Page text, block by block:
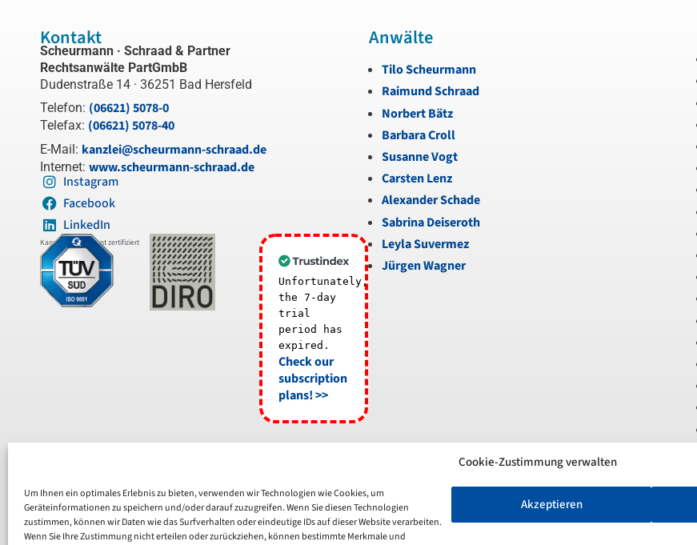
Cookie-Zustimmung verwalten
Um Ihnen ein optimales Erlebnis zu bieten, verwenden wir Technologien wie Cookies, um
Geräteinformationen zu speichern und/oder darauf zuzugreifen. Wenn Sie diesen Technologien
zustimmen, können wir Daten wie das Surfverhalten oder eindeutige IDs auf dieser Website verarbeiten.
Wenn Sie Ihre Zustimmung nicht erteilen oder zurückziehen, können bestimmte Merkmale und
Akzeptieren
Kontakt
Scheurmann · Schraad & Partner
Rechtsanwälte PartGmbB
Dudenstraße 14 · 36251 Bad Hersfeld
Telefon: (06621) 5078-0
Telefax: (06621) 5078-40
E-Mail: kanzlei@scheurmann-schraad.de
Internet: www.scheurmann-schraad.de
Instagram
Facebook
LinkedIn
Kanzleimanagement zertifiziert
Unfortunately,
the 7-day
trial
period has
expired.
Check our
subscription
plans! >>
Anwälte
Tilo Scheurmann
Raimund Schraad
Norbert Bätz
Barbara Croll
Susanne Vogt
Carsten Lenz
Alexander Schade
Sabrina Deiseroth
Leyla Suvermez
Jürgen Wagner